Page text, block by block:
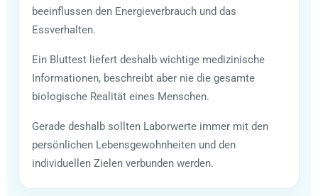
beeinflussen den Energieverbrauch und das
Essverhalten.
Ein Bluttest liefert deshalb wichtige medizinische
Informationen, beschreibt aber nie die gesamte
biologische Realität eines Menschen.
Gerade deshalb sollten Laborwerte immer mit den
persönlichen Lebensgewohnheiten und den
individuellen Zielen verbunden werden.